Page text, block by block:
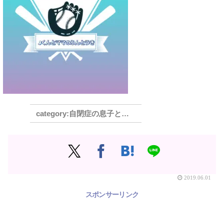
自閉症の息子と母の奮闘記 高校編
2019.06.01
スポンサーリンク